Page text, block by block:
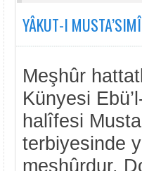
YÂKUT-I MUSTA’SIMÎ
Meşhûr
Künyesi
halîfesi
terbiyesinde
meşhûrdur.